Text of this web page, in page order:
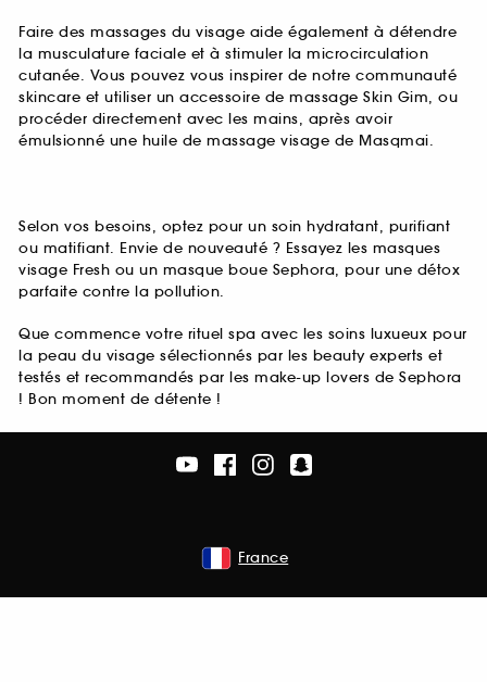
Faire des massages du visage aide également à détendre
la musculature faciale et à stimuler la microcirculation
cutanée. Vous pouvez vous inspirer de notre communauté
skincare et utiliser un accessoire de massage Skin Gim, ou
procéder directement avec les mains, après avoir
émulsionné une huile de massage visage de Masqmai.
Selon vos besoins, optez pour un soin hydratant, purifiant
ou matifiant. Envie de nouveauté ? Essayez les masques
visage Fresh ou un masque boue Sephora, pour une détox
parfaite contre la pollution.
Que commence votre rituel spa avec les soins luxueux pour
la peau du visage sélectionnés par les beauty experts et
testés et recommandés par les make-up lovers de Sephora
! Bon moment de détente !
France